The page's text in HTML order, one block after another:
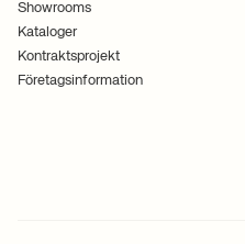
Showrooms
Kataloger
Kontraktsprojekt
Företagsinformation